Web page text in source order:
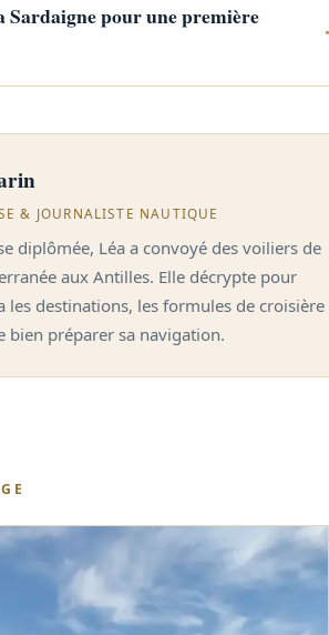
Sardaigne pour une première
& JOURNALISTE NAUTIQUE
diplômée, Léa a convoyé des voiliers de
aux Antilles. Elle décrypte pour
les destinations, les formules de croisière
bien préparer sa navigation.